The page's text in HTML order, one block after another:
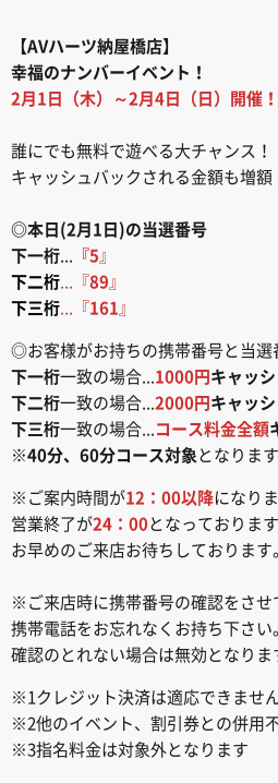
【AVハーツ納屋橋店】
幸福のナンバーイベント！
2月1日（木）～2月4日（日）開催！
誰にでも無料で遊べる大チャンス！
キャッシュバックされる金額も増
◎本日(2月1日)の当選番号
下一桁... 『5 』
下二桁...『89 』
下三桁...『161 』
◎お客様がお持ちの携帯番号と当選
下一桁一致の場合...1000円 キャッシ
下二桁一致の場合...2000円 キャッシ
下三桁一致の場合... コース料金全額
※40分、60分コース対象 となります
※ご案内時間が12：00以降になりま
営業終了が24：00となっております
お早めのご来店お待ちしております
※ご来店時に携帯番号の確認をさせ
携帯電話をお忘れなくお持ち下さい
確認のとれない場合は無効となりま
※1クレジット決済は適応できませ
※2他のイベント、割引券との併用
※3指名料金は対象外となります